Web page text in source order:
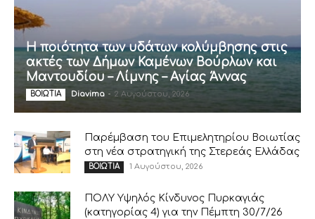
Η ποιότητα των υδάτων κολύμβησης στις
ακτές των Δήμων Καμένων Βούρλων και
Μαντουδίου – Λίμνης – Αγίας Άννας
ΒΟΙΩΤΙΑ Diavima - 2 Αυγούστου, 2026
Παρέμβαση του Επιμελητηρίου Βοιωτίας
στη νέα στρατηγική της Στερεάς Ελλάδας
ΒΟΙΩΤΙΑ 1 Αυγούστου, 2026
ΠΟΛΥ Υψηλός Κίνδυνος Πυρκαγιάς
(κατηγορίας 4) για την Πέμπτη 30/7/26